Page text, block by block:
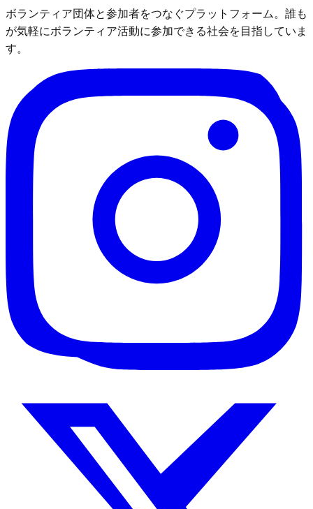
ボランティア団体と参加者をつなぐプラットフォーム。誰も
が気軽にボランティア活動に参加できる社会を目指していま
す。